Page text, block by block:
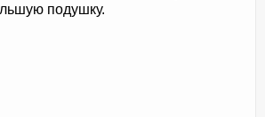
подушку.